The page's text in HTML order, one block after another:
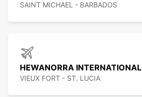
SAINT MICHAEL - BARBADOS
HEWANORRA
VIEUX FORT - ST. LUCIA